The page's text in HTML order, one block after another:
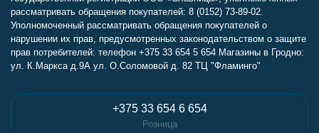
рассматривать обращения покупателей: 8 (0152) 73-89-02.
Уполномоченный рассматривать обращения покупателей о
нарушении их прав, предусмотренных законодательством о защите
прав потребителей: телефон +375 33 654 5 654 Магазины в Гродно:
ул. К.Маркса д.9А ул. О.Соломовой д. 82 ТЦ "Фламинго"
+375 33 654 6 654
Розница